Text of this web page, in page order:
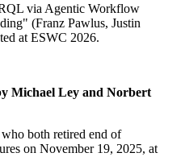
via Agentic Workflow
(Franz Pawlus, Justin
at ESWC 2026.
Michael Ley and Norbert
both retired end of
on November 19, 2025, at